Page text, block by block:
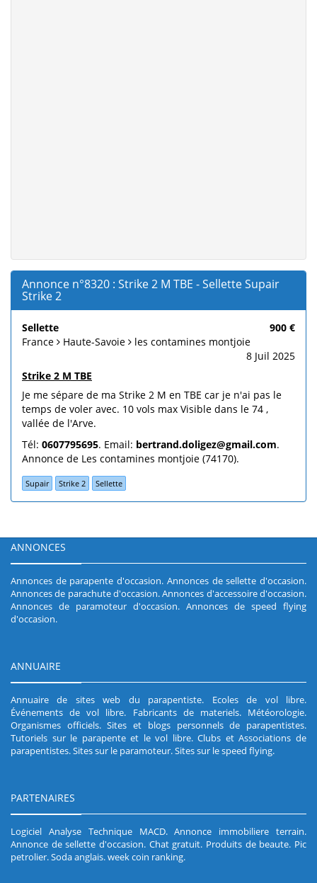
Annonce n°8320 : Strike 2 M TBE - Sellette Supair
Strike 2
Sellette
900 €
France
Haute-Savoie
les contamines montjoie
8 Juil 2025
Strike 2 M TBE
Je me sépare de ma Strike 2 M en TBE car je n'ai pas le
temps de voler avec. 10 vols max Visible dans le 74 ,
vallée de l'Arve.
Tél: 0607795695. Email: bertrand.doligez@gmail.com.
Annonce de Les contamines montjoie (74170).
Supair Strike 2 Sellette
ANNONCES
Annonces de parapente d'occasion. Annonces de sellette d'occasion.
Annonces de parachute d'occasion.Annonces d'accessoire d'occasion.
Annonces de paramoteur d'occasion. Annonces de speed flying
d'occasion.
ANNUAIRE
Annuaire de sites web du parapentiste. Ecoles de vol libre.
Événements de vol libre. Fabricants de materiels. Météorologie.
Organismes officiels.Sites et blogs personnels de parapentistes.
Tutoriels sur le parapente et le vol libre.Clubs et Associations de
parapentistes.Sites sur le paramoteur.Sites sur le speed flying.
PARTENAIRES
Logiciel Analyse Technique MACD.Annonce immobiliere terrain.
Annonce de sellette d'occasion. Chat gratuit. Produits de beaute. Pic
petrolier.Soda anglais.week coin ranking.